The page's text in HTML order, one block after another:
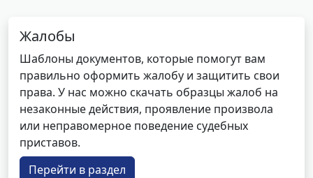
Жалобы
Шаблоны документов, которые помогут вам
правильно оформить жалобу и защитить свои
права. У нас можно скачать образцы жалоб на
незаконные действия, проявление произвола
или неправомерное поведение судебных
приставов.
Перейти в раздел